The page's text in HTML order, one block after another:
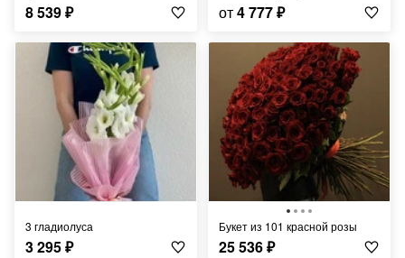
8 539₽ от4 777₽
3 гладиолуса
3 295₽
букет из 101 красной розы
25 536₽